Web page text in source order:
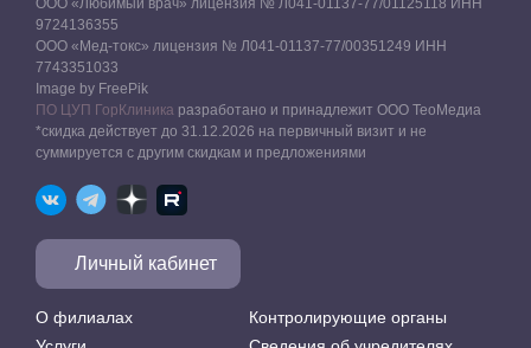
ООО «Любимый врач» лицензия № Л041-01137-77/01125118 ИНН
9724136355
ООО «Мед-токс» лицензия № Л041-01137-77/00351249 ИНН
7743351033
Image by FreePik
ПО ЦУП ГорКлиника разработано и принадлежит ООО ТеоМедиа
*скидка действует до 31.12.2026 на первичный визит и не
суммируется с другим скидкам и предложениями
О филиалах
Контролирующие органы
Личный кабинет